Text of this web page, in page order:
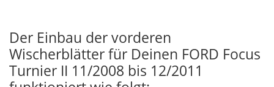
Der Einbau der vorderen
Wischerblätter für Deinen FORD Focus
Turnier II 11/2008 bis 12/2011